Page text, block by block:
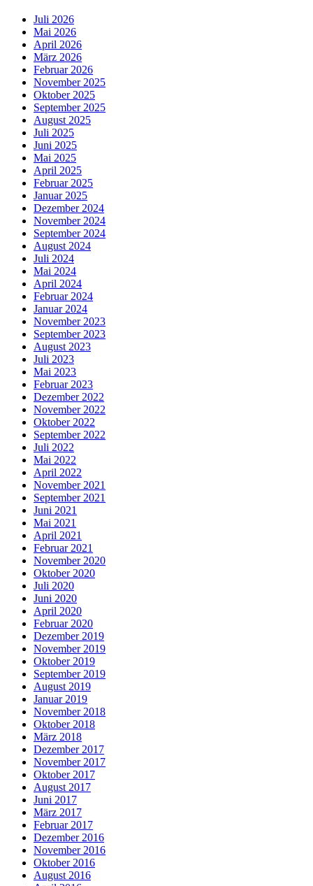
Juli 2026
Mai 2026
April 2026
März 2026
Februar 2026
November 2025
Oktober 2025
September 2025
August 2025
Juli 2025
Juni 2025
Mai 2025
April 2025
Februar 2025
Januar 2025
Dezember 2024
November 2024
September 2024
August 2024
Juli 2024
Mai 2024
April 2024
Februar 2024
Januar 2024
November 2023
September 2023
August 2023
Juli 2023
Mai 2023
Februar 2023
Dezember 2022
November 2022
Oktober 2022
September 2022
Juli 2022
Mai 2022
April 2022
November 2021
September 2021
Juni 2021
Mai 2021
April 2021
Februar 2021
November 2020
Oktober 2020
Juli 2020
Juni 2020
April 2020
Februar 2020
Dezember 2019
November 2019
Oktober 2019
September 2019
August 2019
Januar 2019
November 2018
Oktober 2018
März 2018
Dezember 2017
November 2017
Oktober 2017
August 2017
Juni 2017
März 2017
Februar 2017
Dezember 2016
November 2016
Oktober 2016
August 2016